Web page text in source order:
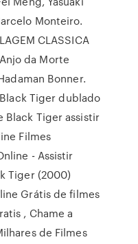
Monteiro.
CLASSICA
da Morte
Bonner.
Tiger dublado
Black Tiger assistir
Filmes
- Assistir
Tiger (2000)
Grátis de filmes
, Chame a
de Filmes